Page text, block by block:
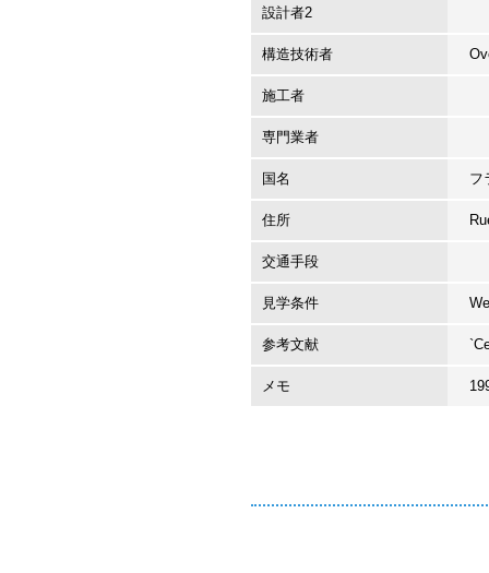
設計者2
構造技術者
施工者
専門業者
国名 フ
住所
交通手段
見学条件
参考文献
メモ